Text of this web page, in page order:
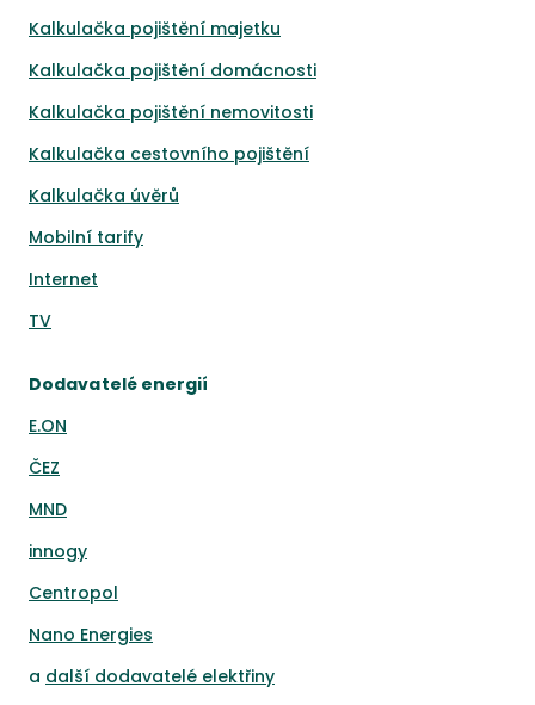
Kalkulačka pojištění majetku
Kalkulačka pojištění domácnosti
Kalkulačka pojištění nemovitosti
Kalkulačka cestovního pojištění
Kalkulačka úvěrů
Mobilní tarify
Internet
TV
Dodavatelé energií
E.ON
ČEZ
MND
innogy
Centropol
Nano Energies
a další dodavatelé elektřiny